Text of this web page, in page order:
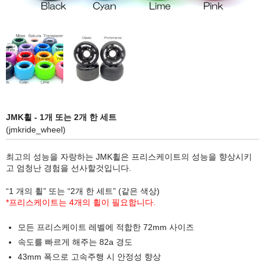
JMK휠 - 1개 또는 2개 한 세트
(jmkride_wheel)
최고의 성능을 자랑하는 JMK휠은 프리스케이트의 성능을 향상시키
고 엄청난 경험을 선사할것입니다.
“1 개의 휠” 또는 “2개 한 세트” (같은 색상)
*프리스케이트는 4개의 휠이 필요합니다.
모든 프리스케이트 레벨에 적합한 72mm 사이즈
속도를 빠르게 해주는 82a 경도
43mm 폭으로 고속주행 시 안정성 향상